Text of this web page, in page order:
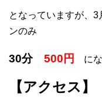
となっていますが、
ンのみ
30分 500円 にな
【アクセス】